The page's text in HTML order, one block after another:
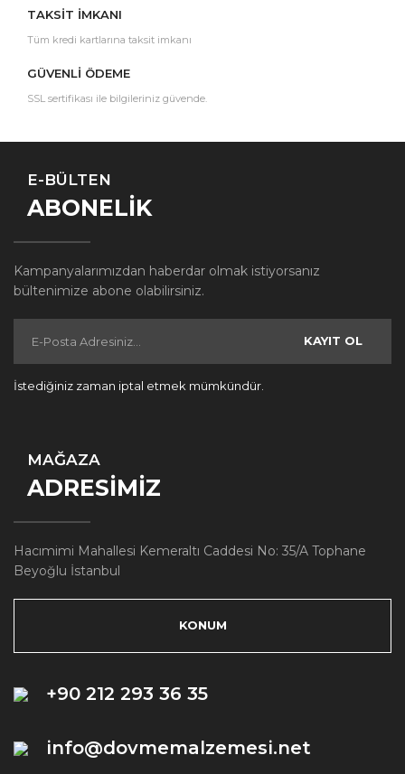
TAKSİT İMKANI
Tüm kredi kartlarına taksit imkanı
GÜVENLİ ÖDEME
SSL sertifikası ile bilgileriniz güvende.
E-BÜLTEN
ABONELİK
Kampanyalarımızdan haberdar olmak istiyorsanız
bültenimize abone olabilirsiniz.
KAYIT OL
İstediğiniz zaman iptal etmek mümkündür.
MAĞAZA
ADRESİMİZ
Hacımimi Mahallesi Kemeraltı Caddesi No: 35/A Tophane
Beyoğlu İstanbul
KONUM
+90 212 293 36 35
info@dovmemalzemesi.net